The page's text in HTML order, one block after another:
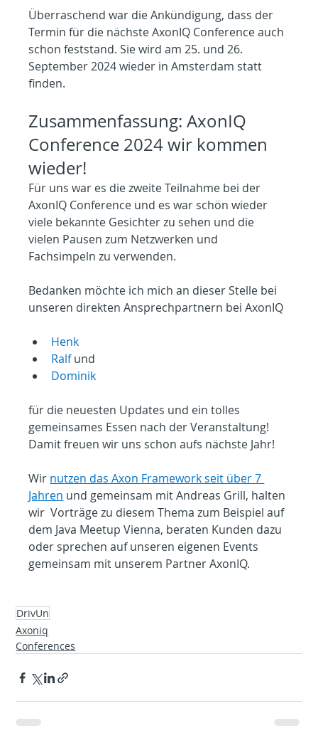
Überraschend war die Ankündigung, dass der
Termin für die nächste AxonIQ Conference auch
schon feststand. Sie wird am 25. und 26.
September 2024 wieder in Amsterdam statt
finden.
Zusammenfassung: AxonIQ
Conference 2024 wir kommen
wieder!
Für uns war es die zweite Teilnahme bei der
AxonIQ Conference und es war schön wieder
viele bekannte Gesichter zu sehen und die
vielen Pausen zum Netzwerken und
Fachsimpeln zu verwenden.
Bedanken möchte ich mich an dieser Stelle bei
unseren direkten Ansprechpartnern bei AxonIQ
Henk
Ralf und
Dominik
für die neuesten Updates und ein tolles
gemeinsames Essen nach der Veranstaltung!
Damit freuen wir uns schon aufs nächste Jahr!
Wir nutzen das Axon Framework seit über 7
Jahren und gemeinsam mit Andreas Grill, halten
wir  Vorträge zu diesem Thema zum Beispiel auf
dem Java Meetup Vienna, beraten Kunden dazu
oder sprechen auf unseren eigenen Events
gemeinsam mit unserem Partner AxonIQ.
DrivUn
Axoniq
Conferences